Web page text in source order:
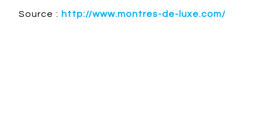
Source : http://www.montres-de-luxe.com/